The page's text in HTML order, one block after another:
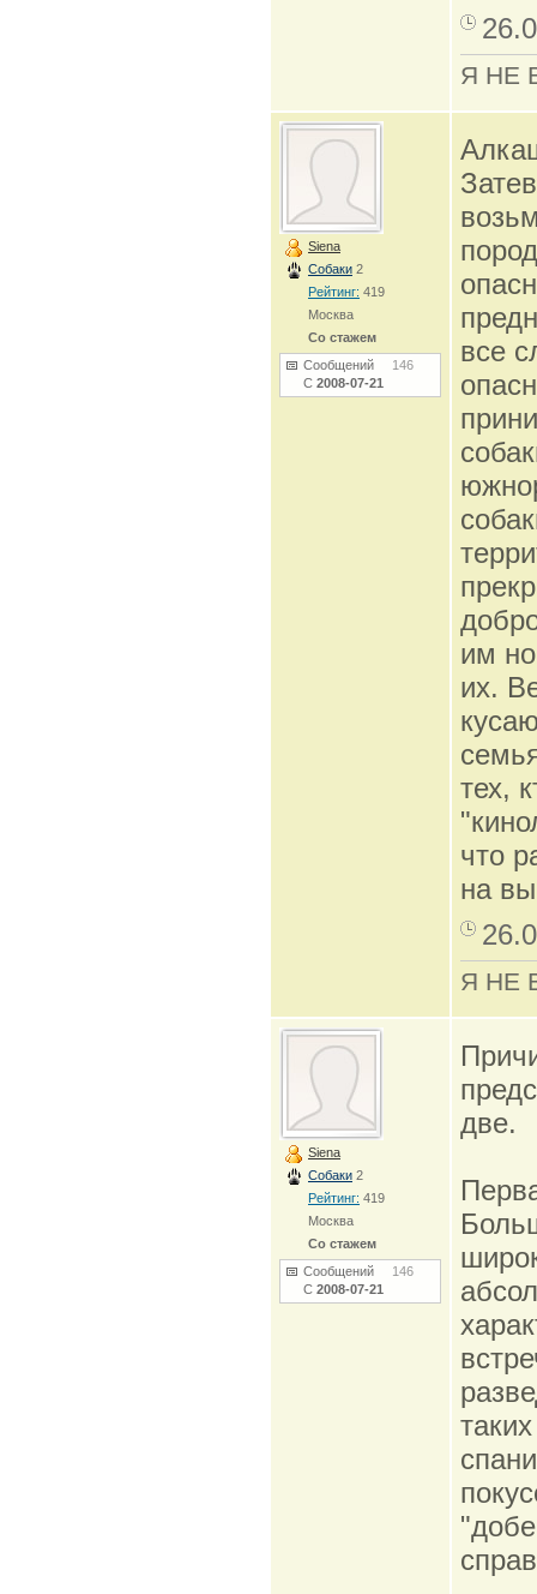
Я НЕ
Siena
Собаки 2
Рейтинг: 419
Москва
Со стажем
Сообщений 146
С 2008-07-21
все
им
их.
тех,
что
на
Я НЕ
Siena
Собаки 2
Рейтинг: 419
Москва
Со стажем
Сообщений 146
С 2008-07-21
две.